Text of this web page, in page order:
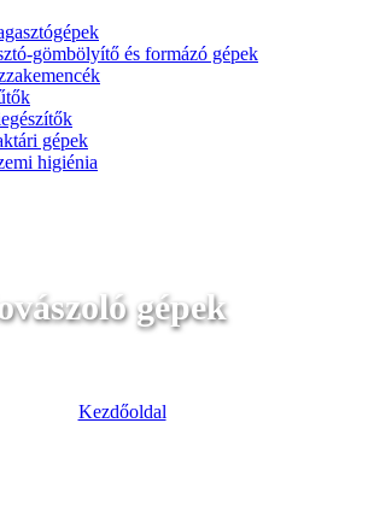
gömbölyítő és formázó gépek
gépek
higiénia
gépek
Kezdőoldal